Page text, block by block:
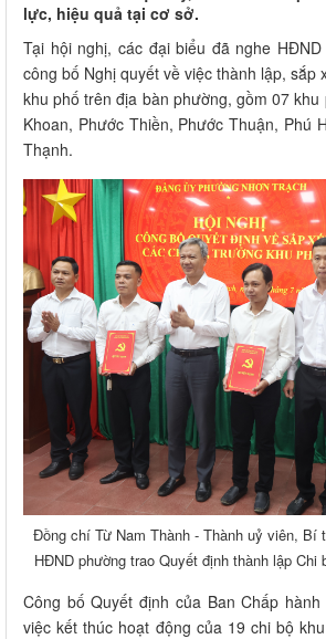
lực, hiệu quả tại cơ sở.
Tại hội nghị, các đại biểu đã nghe
công bố Nghị quyết về việc thành lập, sắp
khu phố trên địa bàn phường, gồm 07
Khoan, Phước Thiền, Phước Thuận, Phú
Thạnh.
Đồng chí Từ Nam Thành - Thành uỷ viên, Bí
HĐND phường trao Quyết định thành lập Chi
Công bố Quyết định của Ban Chấp
việc kết thúc hoạt động của 19 chi bộ